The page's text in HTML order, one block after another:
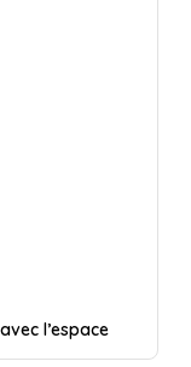
l’espace